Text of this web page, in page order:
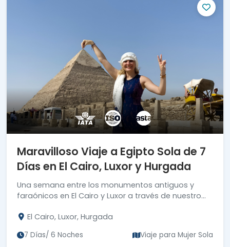
Maravilloso Viaje a Egipto Sola de 7
Días en El Cairo, Luxor y Hurgada
Una semana entre los monumentos antiguos y
faraónicos en El Cairo y Luxor a través de nuestro
El Cairo, Luxor, Hurgada
7 Días/ 6 Noches Viaje para Mujer Sola